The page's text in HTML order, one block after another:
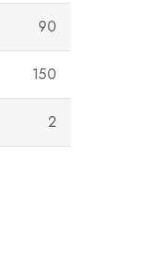
90
150
2